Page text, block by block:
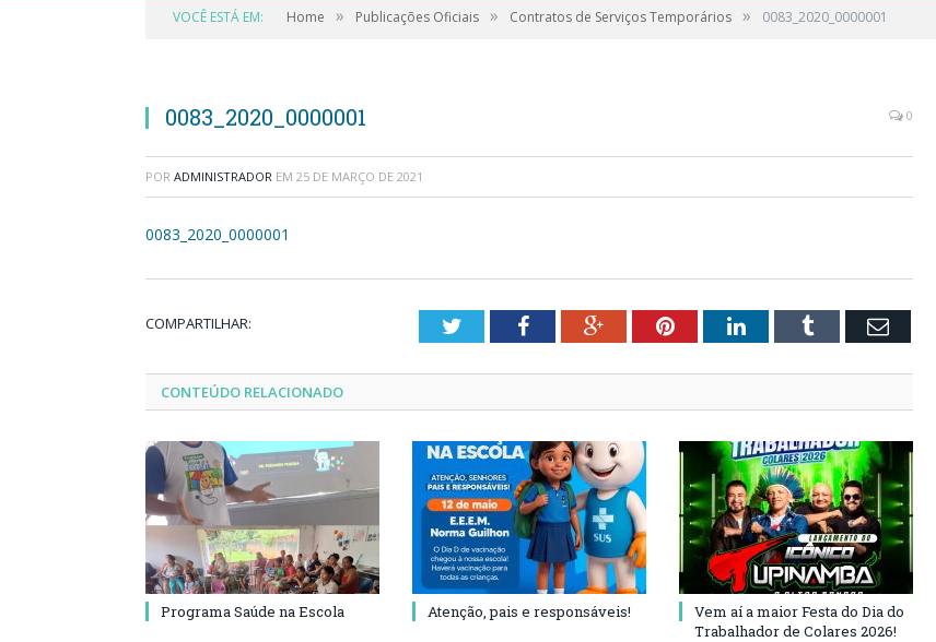
VOCÊ ESTÁ EM: Home » Publicações Oficiais » Contratos de Serviços Temporários » 0083_2020_0000001
0083_2020_0000001 0
POR ADMINISTRADOR EM 25 DE MARÇO DE 2021
0083_2020_0000001
COMPARTILHAR: TwitterFacebookGoogle+PinterestLinkedInTumblr Email
CONTEÚDO RELACIONADO
Programa Saúde na Escola Atenção, pais e responsáveis!
Vem aí a maior Festa do Dia do
Trabalhador de Colares 2026!